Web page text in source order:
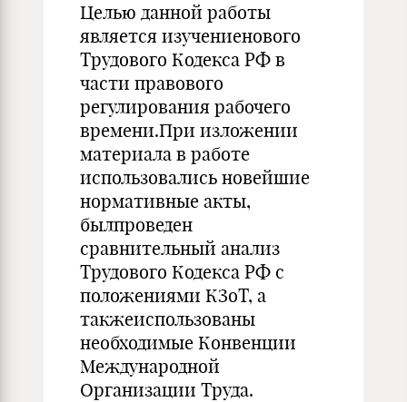
Целью данной работы
является изучениенового
Трудового Кодекса РФ в
части правового
регулирования рабочего
времени.При изложении
материала в работе
использовались новейшие
нормативные акты,
былпроведен
сравнительный анализ
Трудового Кодекса РФ с
положениями КЗоТ, а
такжеиспользованы
необходимые Конвенции
Международной
Организации Труда.